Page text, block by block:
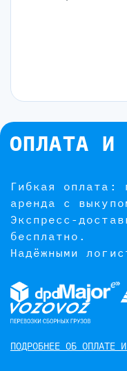
ОПЛАТА И
Гибкая оплата:
аренда с
Экспресс-
бесплатно.
Надёжными
ПОДРОБНЕЕ ОБ ОПЛАТЕ